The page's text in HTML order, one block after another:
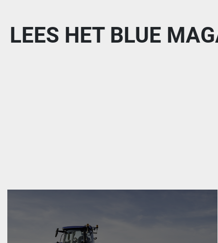
LEES HET BLUE